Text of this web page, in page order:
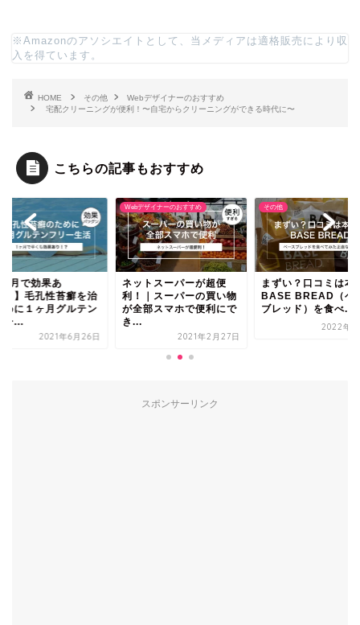
※Amazonのアソシエイトとして、当メディアは適格販売により収
入を得ています。
HOME その他
Webデザイナーのおすすめ
宅配クリーニングが便利！〜自宅からクリーニングができる時代に〜
こちらの記事もおすすめ
ザイナーのおすすめ
トスーパーが超便
｜スーパーの買い物
部スマホで便利にで
2021年2月27日
その他
まずい？口コミは本当？
BASE BREAD（ベース
ブレッド）を食べ...
その他
【1ヶ月で効果あ
り！？】毛孔性苔癬
すために１ヶ月グル
スポンサーリンク